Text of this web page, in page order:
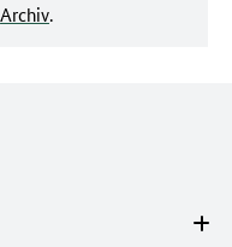
Archiv.